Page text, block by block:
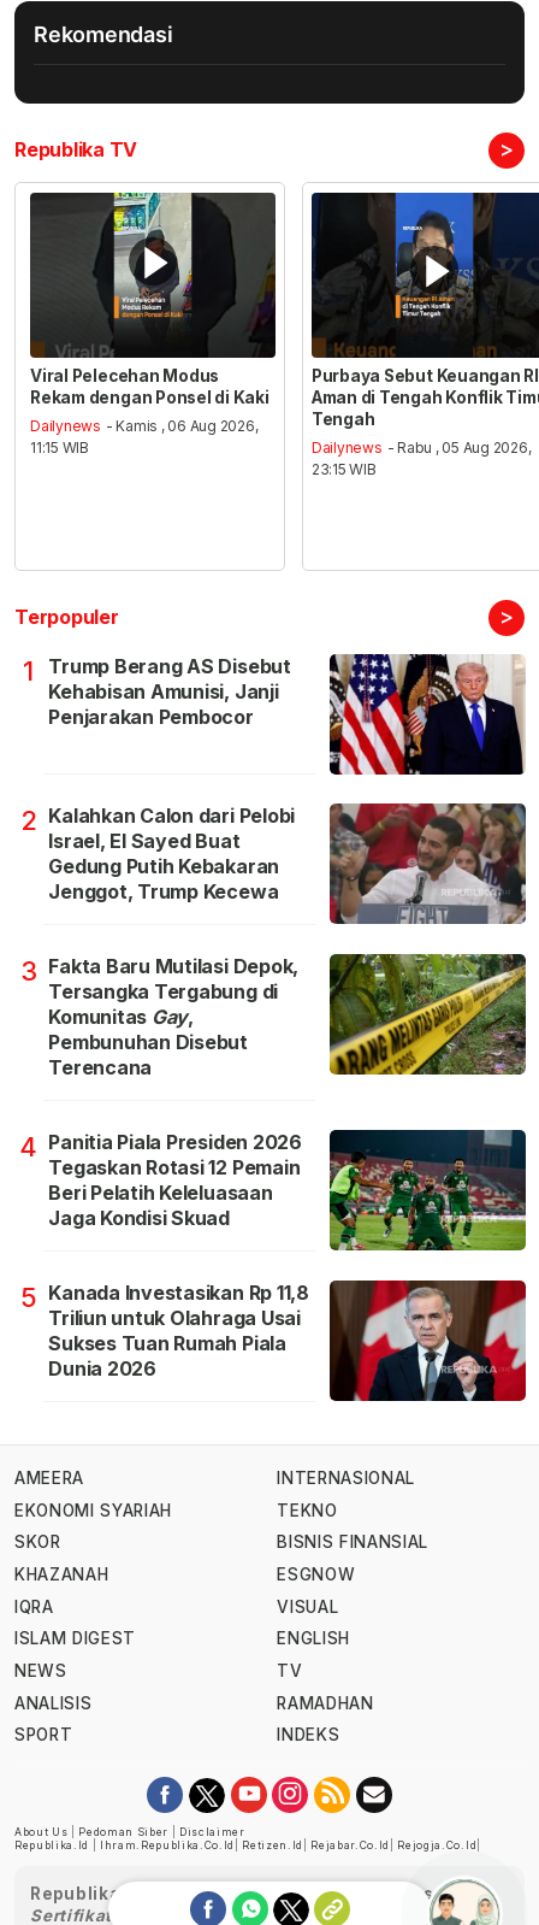
Rekomendasi
Republika TV >
Viral Pelecehan Modus
Rekam dengan Ponsel di Kaki
Dailynews - Kamis , 06 Aug 2026,
11:15 WIB
Purbaya Sebut Keuangan RI
Aman di Tengah Konflik
Tengah
Dailynews - Rabu , 05 Aug 2026,
23:15 WIB
Terpopuler >
1
Trump Berang AS Disebut
Kehabisan Amunisi, Janji
Penjarakan Pembocor
2 Kalahkan Calon dari Pelobi
Israel, El Sayed Buat
Gedung Putih Kebakaran
Jenggot, Trump Kecewa
3 Fakta Baru Mutilasi Depok,
Tersangka Tergabung di
Komunitas Gay,
Pembunuhan Disebut
Terencana
4 Panitia Piala Presiden 2026
Tegaskan Rotasi 12 Pemain
Beri Pelatih Keleluasaan
Jaga Kondisi Skuad
5 Kanada Investasikan Rp 11,8
Triliun untuk Olahraga Usai
Sukses Tuan Rumah Piala
Dunia 2026
AMEERA
EKONOMI SYARIAH
SKOR
KHAZANAH
IQRA
ISLAM DIGEST
NEWS
ANALISIS
SPORT
INTERNASIONAL
TEKNO
BISNIS FINANSIAL
ESGNOW
VISUAL
ENGLISH
TV
RAMADHAN
INDEKS
About Us Pedoman Siber
Disclaimer
Republika.id
Ihram.republika.co.id Retizen.id Rejabar.co.id Rejogja.co.id
Republika telah diverifikasi oleh Dewan Pers
Sertifikat Nomor 1058/DP-Verifikasi/K/XII/2022